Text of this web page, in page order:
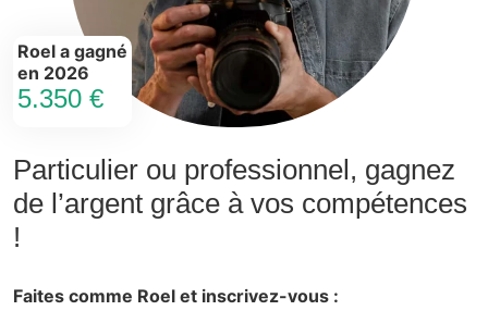
Particulier ou professionnel, gagnez
de l’argent grâce à vos compétences
!
Faites comme Roel et inscrivez-vous :
Roel a gagné
en 2026
5.350 €